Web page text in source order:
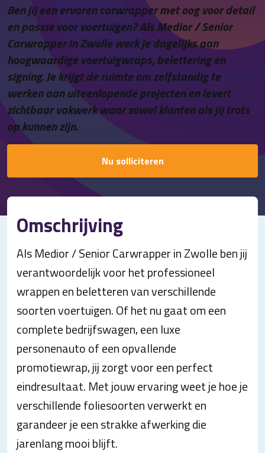
Ben jij een ervaren carwrapper met oog voor detail
en passie voor voertuigen? Als Medior / Senior
Carwrapper in Zwolle werk je dagelijks aan
hoogwaardige voertuigwraps, belettering en
signing. Je krijgt de ruimte om zelfstandig te
werken aan uiteenlopende projecten en levert
zichtbaar vakwerk waar zowel klanten als jij trots
op kunnen zijn.
Nu solliciteren
Omschrijving
Als Medior / Senior Carwrapper in Zwolle ben jij
verantwoordelijk voor het professioneel
wrappen en beletteren van verschillende
soorten voertuigen. Of het nu gaat om een
complete bedrijfswagen, een luxe
personenauto of een opvallende
promotiewrap, jij zorgt voor een perfect
eindresultaat. Met jouw ervaring weet je hoe je
verschillende foliesoorten verwerkt en
garandeer je een strakke afwerking die
jarenlang mooi blijft.